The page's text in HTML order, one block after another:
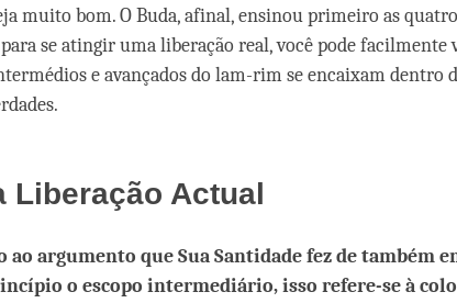
muito bom. O Buda, afinal, ensinou primeiro as
se atingir uma liberação real, você pode facilmente
e avançados do lam-rim se encaixam dentro
Liberação Actual
ao argumento que Sua Santidade fez de também
o escopo intermediário, isso refere-se à